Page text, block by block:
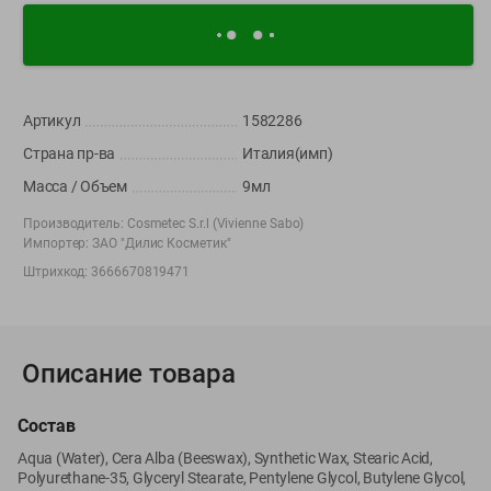
©2026ООО «ГРИНрозница» - Доставка продуктов питания в
соглашения
соответствии с законодательством об обращениях граждан и
продавцом рассматривать обращения покупателей о нарушении их
потребителей: +375 44 560-60-61, shop@green-dostavka.by.
Способы оплаты товара:
1) наличными денежными средствами экспедитору;
Артикул
1582286
Страна пр-ва
Италия(имп)
Масса / Объем
9мл
Производитель: Cosmetec S.r.l (Vivienne Sabo)
Импортер: ЗАО "Дилис Косметик"
Штрихкод: 3666670819471
Описание товара
Состав
Aqua (Water), Cera Alba (Beeswax), Synthetic Wax, Stearic Acid,
Polyurethane-35, Glyceryl Stearate, Pentylene Glycol, Butylene Glycol,